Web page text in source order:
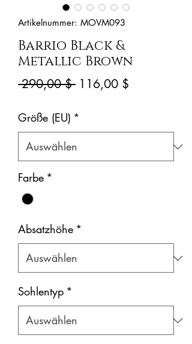
Artikelnummer: MOVM093
Barrio Black &
Metallic Brown
290,00 $ Standardpreis
116,00 $
Größe (EU) *
Farbe *
Absatzhöhe *
Sohlentyp *